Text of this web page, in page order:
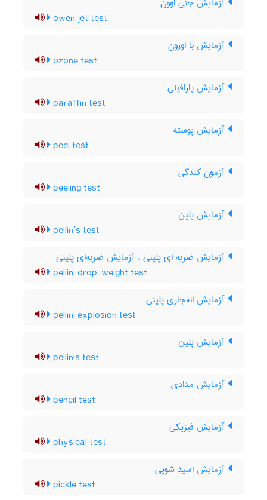
owen jet test
آزمایش با اوزون
ozone test
آزمایش پارافینی
paraffin test
آزمایش پوسته
peel test
آزمون کندگی
peeling test
آزمایش پلین
pellin’s test
آزمایش ضربه ای پلینی ، آزمایش ضربه‌ای پلینی
pellini drop-weight test
آزمایش انفجاری پلینی
pellini explosion test
آزمایش پلین
pellin's test
آزمایش مدادی
pencil test
آزمایش فیزیکی
physical test
آزمایش اسید شویی
pickle test